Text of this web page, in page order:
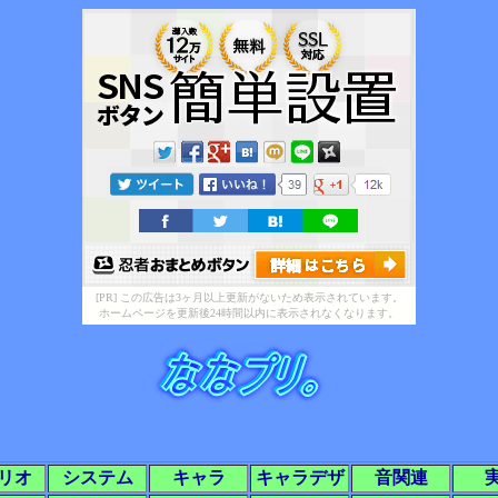
[PR] この広告は3ヶ月以上更新がないため表示されています。
ホームページを更新後24時間以内に表示されなくなります。
オ システム キャラ キャラデザ 音関連